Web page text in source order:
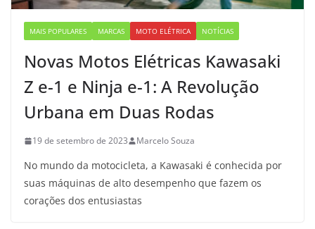
MAIS POPULARES MARCAS MOTO ELÉTRICA NOTÍCIAS
Novas Motos Elétricas Kawasaki
Z e-1 e Ninja e-1: A Revolução
Urbana em Duas Rodas
19 de setembro de 2023 Marcelo Souza
No mundo da motocicleta, a Kawasaki é conhecida por
suas máquinas de alto desempenho que fazem os
corações dos entusiastas